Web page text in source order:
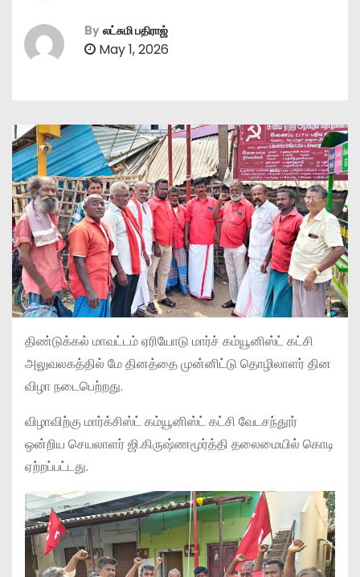
By லட்சுமி பதிராஜ்
May 1, 2026
திண்டுக்கல் மாவட்டம் ஏரியோடு மார்ச் கம்யூனிஸ்ட் கட்சி
அலுவலகத்தில் மே தினத்தை முன்னிட்டு தொழிலாளர் தின
விழா நடைபெற்றது.
விழாவிற்கு மார்க்சிஸ்ட் கம்யூனிஸ்ட் கட்சி வேடசந்தூர்
ஒன்றிய செயலாளர் ஜி.கிருஷ்ணமூர்த்தி தலைமையில் கொடி
ஏற்றப்பட்டது.